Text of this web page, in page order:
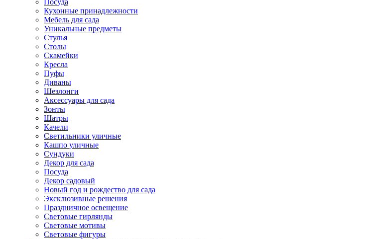
Посуда
Кухонные принадлежности
Мебель для сада
Уникальные предметы
Стулья
Столы
Скамейки
Кресла
Пуфы
Диваны
Шезлонги
Аксессуары для сада
Зонты
Шатры
Качели
Cветильники уличные
Кашпо уличные
Сундуки
Декор для сада
Посуда
Декор садовый
Новый год и рождество для сада
Эксклюзивные решения
Праздничное освещение
Световые гирлянды
Световые мотивы
Световые фигуры